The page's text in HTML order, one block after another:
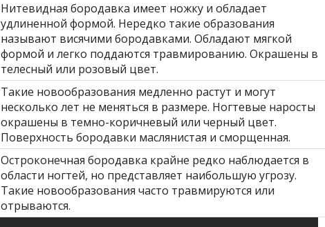
Нитевидная бородавка имеет ножку и обладает
удлиненной формой. Нередко такие образования
называют висячими бородавками. Обладают мягкой
формой и легко поддаются травмированию. Окрашены в
телесный или розовый цвет.
Такие новообразования медленно растут и могут
несколько лет не меняться в размере. Ногтевые наросты
окрашены в темно-коричневый или черный цвет.
Поверхность бородавки маслянистая и сморщенная.
Остроконечная бородавка крайне редко наблюдается в
области ногтей, но представляет наибольшую угрозу.
Такие новообразования часто травмируются или
отрываются.